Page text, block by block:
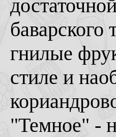
баварского
гнилые
стиле и
"Темное" -